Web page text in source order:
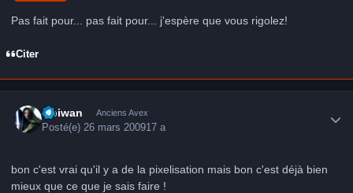
Pas fait pour... pas fait pour... j'espère que vous rigolez!
Citer
Obiwan Anciens Avex
Posté(e) 26 mars 200917 a
bon c'est vrai qu'il y a de la pixelisation mais bon c'est déjà bien
mieux que ce que je sais faire !